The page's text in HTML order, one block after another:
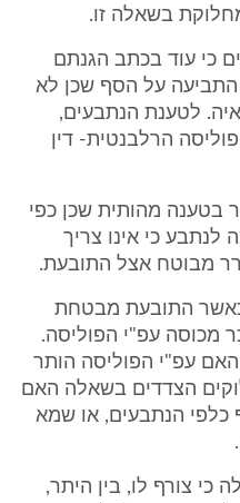
בשאלה זו.
כי עוד בכתב הגנתם
התביעה על הסף שכן לא
לטענת הנתבעים,
הרלבנטית- דין
בטענה מהותית שכן כפי
כי אינו צריך
מבוטח אצל התובעת.
כאשר התובעת מבטחת
מכוסה עפ"י הפוליסה.
עפ"י הפוליסה הותר
הצדדים בשאלה האם
כלפי הנתבעים, או שמא
כי צורף לו, בין היתר,